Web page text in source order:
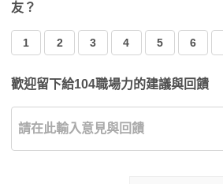
友？
1 2 3 4 5 6
歡迎留下給104職場力的建議與回饋